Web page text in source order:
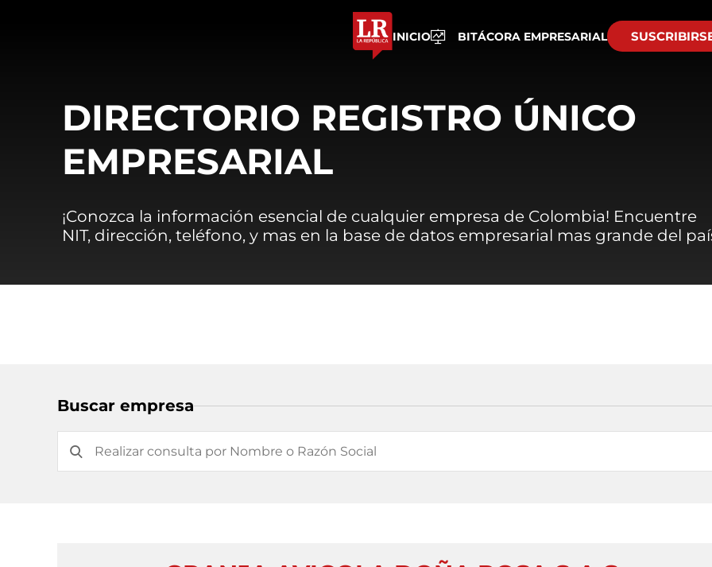
INICIO BITÁCORA EMPRESARIAL
DIRECTORIO REGISTRO ÚNICO
EMPRESARIAL
¡Conozca la información esencial de cualquier empresa de Colombia! Encuentre
NIT, dirección, teléfono, y mas en la base de datos empresarial mas grande del
Buscar empresa